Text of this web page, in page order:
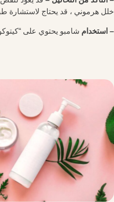
خلل هرموني ، قد يحتاج لاستشارة
– استخدام شامبو يحتوي على